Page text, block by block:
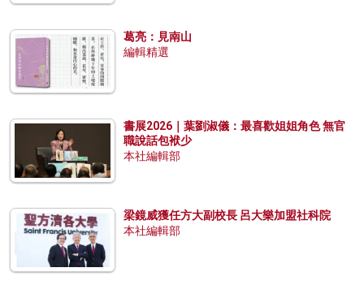
葛亮：見南山
編輯精選
書展2026｜葉劉淑儀：最喜歡姐姐角色 無官
職說話包袱少
本社編輯部
梁鏡威獲任方大副校長 呂大樂加盟社科院
本社編輯部